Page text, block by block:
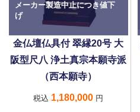
メーカー製造中止につき値下
げ
金仏壇仏具付 翠縁20号 大
阪型尺八 浄土真宗本願寺派
（西本願寺）
税込 1,180,000 円